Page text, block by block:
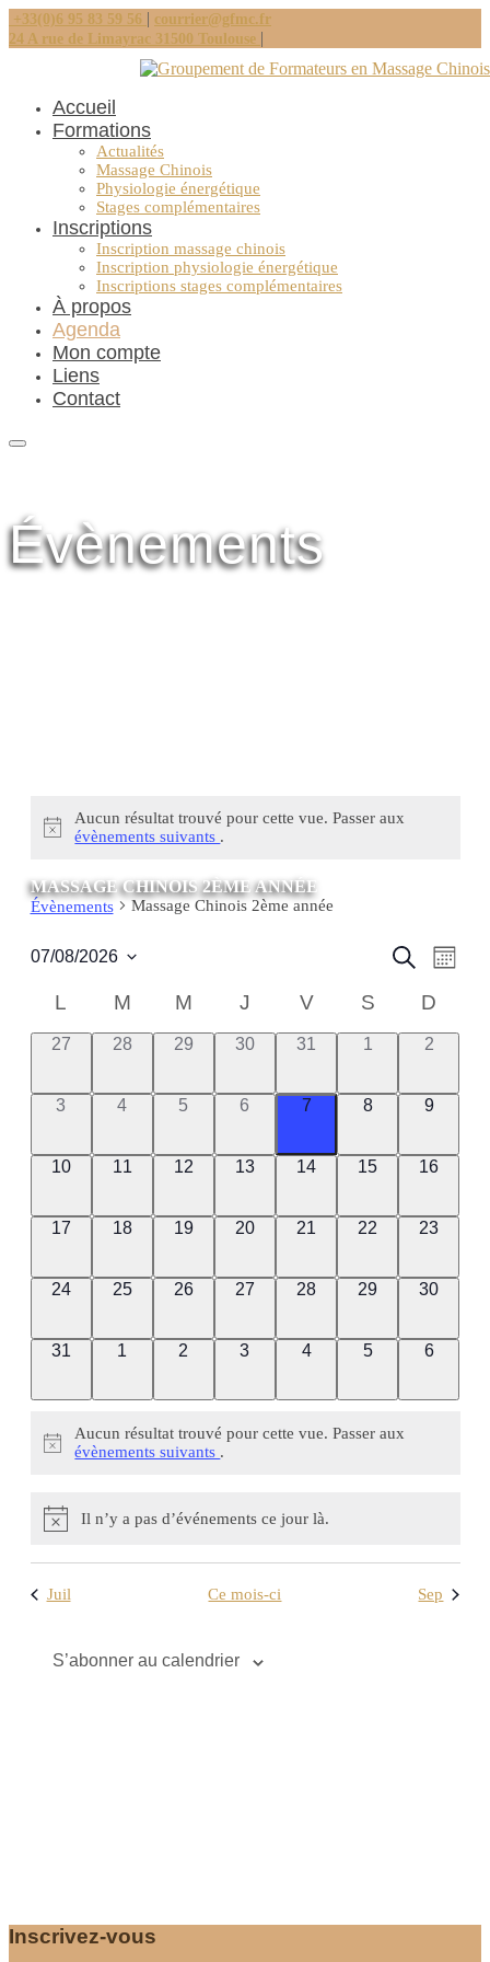
+33(0)6 95 83 59 56 | courrier@gfmc.fr
24 A rue de Limayrac 31500 Toulouse |
Accueil
Formations
Actualités
Massage Chinois
Physiologie énergétique
Stages complémentaires
Inscriptions
Inscription massage chinois
Inscription physiologie énergétique
Inscriptions stages complémentaires
À propos
Agenda
Mon compte
Liens
Contact
Évènements
Aucun résultat trouvé pour cette vue. Passer aux
évènements suivants .
MASSAGE CHINOIS 2ÈME ANNÉE
Évènements Massage Chinois 2ème année
vues
Recherche
de
Mois
07/08/2026
date.
Calendrier
de
Évènements
L M M J V S D
0
27
0
28
0
29
0
30
0
31
0
1
0
2
0
3
0
4
0
5
0
6
0
7
0
8
0
9
0
10
0
11
0
12
0
13
0
14
0
15
0
16
0
17
0
18
0
19
0
20
0
21
0
22
0
23
0
24
0
25
0
26
0
27
0
28
0
29
0
30
0
31
0
1
0
2
0
3
0
4
0
5
0
6
Aucun résultat trouvé pour cette vue. Passer aux
évènements suivants .
Il n’y a pas d’événements ce jour là.
Juil Ce mois-ci Sep
S’abonner au calendrier
Inscrivez-vous